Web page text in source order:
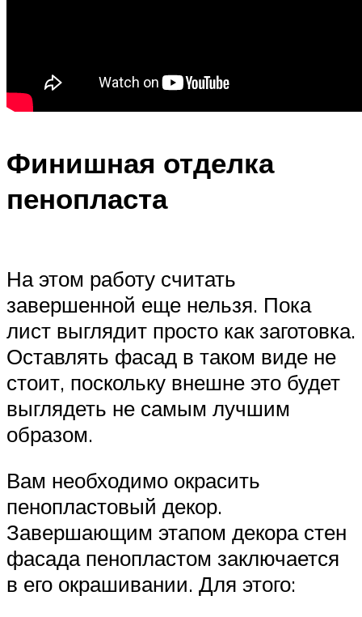
Финишная отделка
пенопласта
На этом работу считать
завершенной еще нельзя. Пока
лист выглядит просто как заготовка.
Оставлять фасад в таком виде не
стоит, поскольку внешне это будет
выглядеть не самым лучшим
образом.
Вам необходимо окрасить
пенопластовый декор.
Завершающим этапом декора стен
фасада пенопластом заключается
в его окрашивании. Для этого: